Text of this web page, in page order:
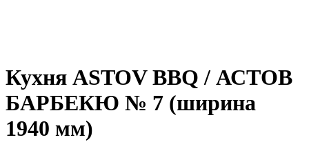
Кухня ASTOV BBQ / АСТОВ
БАРБЕКЮ № 7 (ширина
1940 мм)